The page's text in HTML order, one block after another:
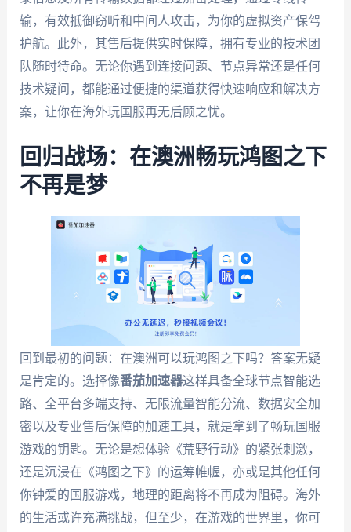
输，有效抵御窃听和中间人攻击，为你的虚拟资产保驾
护航。此外，其售后提供实时保障，拥有专业的技术团
队随时待命。无论你遇到连接问题、节点异常还是任何
技术疑问，都能通过便捷的渠道获得快速响应和解决方
案，让你在海外玩国服再无后顾之忧。
回归战场：在澳洲畅玩鸿图之下
不再是梦
回到最初的问题：在澳洲可以玩鸿图之下吗？答案无疑
是肯定的。选择像番茄加速器这样具备全球节点智能选
路、全平台多端支持、无限流量智能分流、数据安全加
密以及专业售后保障的加速工具，就是拿到了畅玩国服
游戏的钥匙。无论是想体验《荒野行动》的紧张刺激，
还是沉浸在《鸿图之下》的运筹帷幄，亦或是其他任何
你钟爱的国服游戏，地理的距离将不再成为阻碍。海外
的生活或许充满挑战，但至少，在游戏的世界里，你可